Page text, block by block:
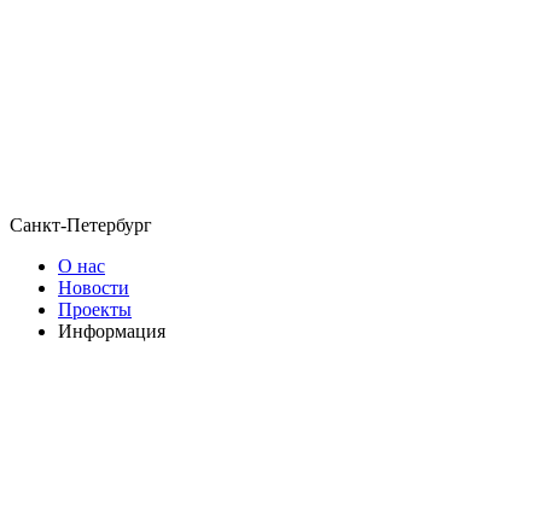
Санкт-Петербург
О нас
Новости
Проекты
Информация